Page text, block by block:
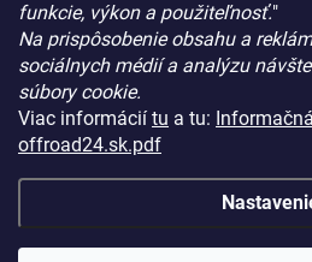
funkcie, výkon a použiteľnosť."
Na prispôsobenie obsahu a
sociálnych médií a analýzu
súbory cookie.
Viac informácií tu a tu:
offroad24.sk.pdf
Vitajte! Aby bolo hľadanie tých
vozidlo čo najrýchlejšie a
malý tip:
Začnite výberom vášho
zaistíte, že uvidíte len
filtre. Použite ich! Ušetria vám
Prihlásiť sa
Nová registráciaZabudnuté heslo
Copyright 2026OFFROAD24.sk.